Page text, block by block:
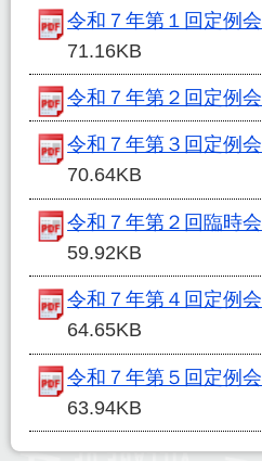
令和７年第１回定例会
71.16KB
令和７年第２回定例会
令和７年第３回定例会
70.64KB
令和７年第２回臨時会
59.92KB
令和７年第４回定例会
64.65KB
令和７年第５回定例会
63.94KB